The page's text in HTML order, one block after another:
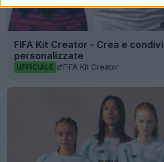
FIFA Kit Creator - Crea e
personalizzate
UFFICIALE FIFA Kit Creator